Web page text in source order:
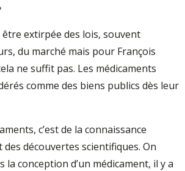
extirpée des lois, souvent
du marché mais pour François
ne suffit pas. Les médicaments
comme des biens publics dès leur
c’est de la connaissance
des découvertes scientifiques. On
la conception d’un médicament, il y a